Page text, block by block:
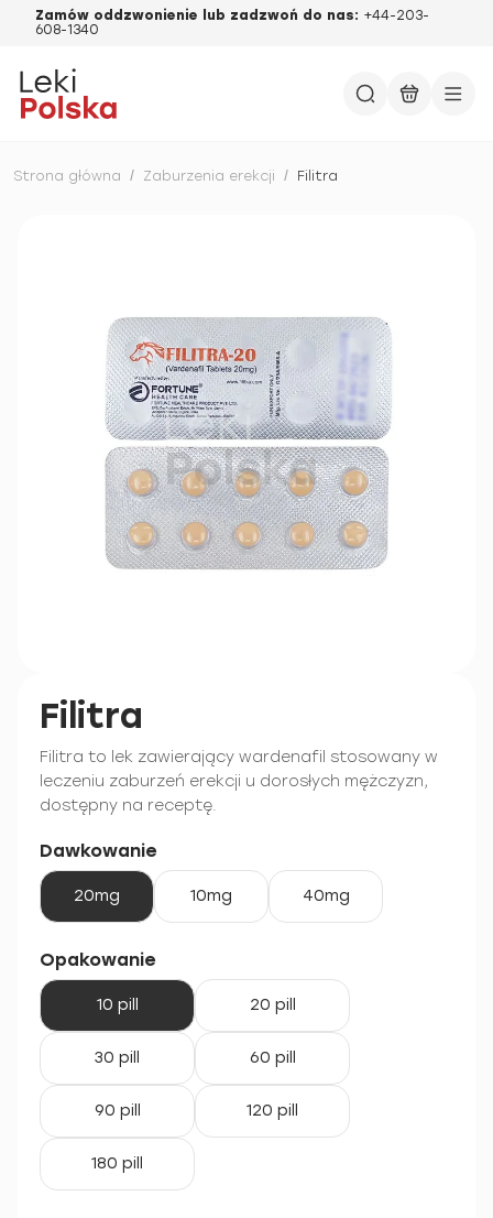
Zamów oddzwonienie lub zadzwoń do nas: +44-203-
608-1340
Strona główna / Zaburzenia erekcji / Filitra
Filitra
Filitra to lek zawierający wardenafil stosowany w
leczeniu zaburzeń erekcji u dorosłych mężczyzn,
dostępny na receptę.
Dawkowanie
20mg 10mg 40mg
Opakowanie
10 pill 20 pill
30 pill 60 pill
90 pill 120 pill
180 pill